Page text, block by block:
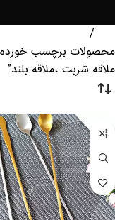
محصولات برچسب خورده
ملاقه شربت ،ملاقه بلند”